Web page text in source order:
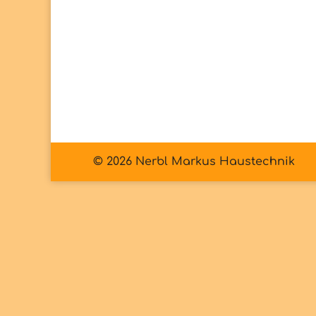
© 2026 Nerbl Markus Haustechnik